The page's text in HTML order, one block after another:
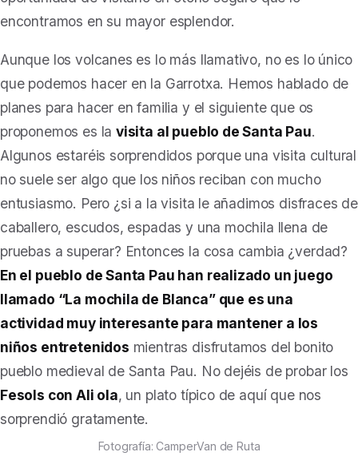
encontramos en su mayor esplendor.
Aunque los volcanes es lo más llamativo, no es lo único
que podemos hacer en la Garrotxa. Hemos hablado de
planes para hacer en familia y el siguiente que os
proponemos es lavisita al pueblo de Santa Pau.
Algunos estaréis sorprendidos porque una visita cultural
no suele ser algo que los niños reciban con mucho
entusiasmo. Pero ¿si a la visita le añadimos disfraces de
caballero, escudos, espadas y una mochila llena de
pruebas a superar? Entonces la cosa cambia ¿verdad?
En el pueblo de Santa Pau han realizado un juego
llamado “La mochila de Blanca” que es una
actividad muy interesante para mantener a los
niños entretenidos mientras disfrutamos del bonito
pueblo medieval de Santa Pau. No dejéis de probar los
Fesols con Ali ola, un plato típico de aquí que nos
sorprendió gratamente.
Fotografía: CamperVan de Ruta